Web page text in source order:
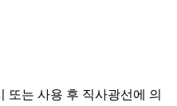
또는 사용 후 직사광선에 의